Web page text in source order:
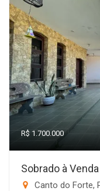
R$ 1.700.000
Sobrado à
Canto do Forte,